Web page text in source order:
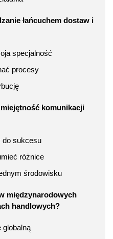
łańcuchem dostaw i
specjalność
procesy
komunikacji
do sukcesu
różnice
środowisku
międzynarodowych
handlowych?
globalną